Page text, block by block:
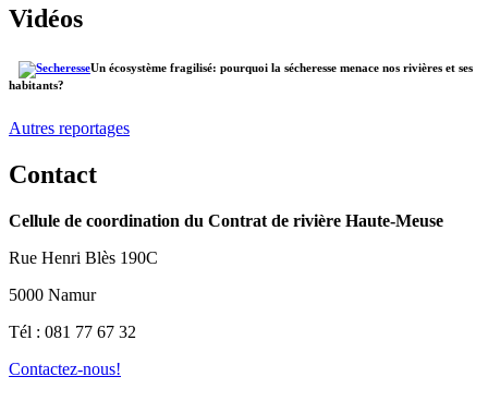
Vidéos
Un écosystème fragilisé: pourquoi la sécheresse menace nos rivières et ses
habitants?
Autres reportages
Contact
Cellule de coordination du Contrat de rivière Haute-Meuse
Rue Henri Blès 190C
5000 Namur
Tél : 081 77 67 32
Contactez-nous!